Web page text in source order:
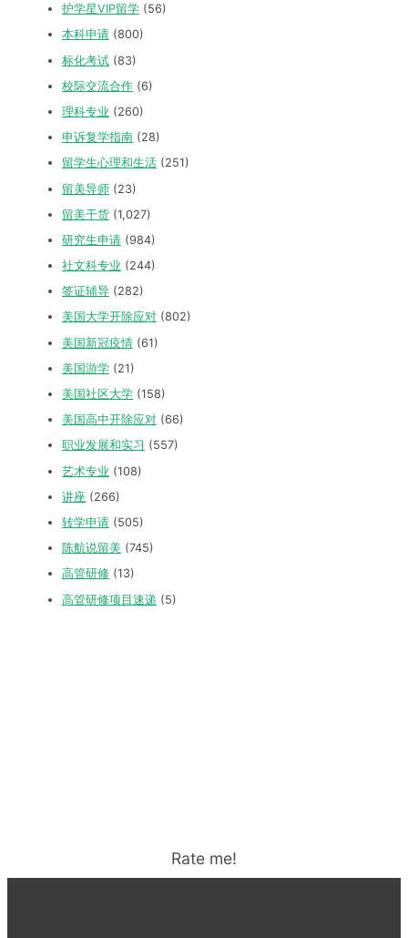
护学星VIP留学 (56)
本科申请 (800)
标化考试 (83)
校际交流合作 (6)
理科专业 (260)
申诉复学指南 (28)
留学生心理和生活 (251)
留美导师 (23)
留美干货 (1,027)
研究生申请 (984)
社文科专业 (244)
签证辅导 (282)
美国大学开除应对 (802)
美国新冠疫情 (61)
美国游学 (21)
美国社区大学 (158)
美国高中开除应对 (66)
职业发展和实习 (557)
艺术专业 (108)
讲座 (266)
转学申请 (505)
陈航说留美 (745)
高管研修 (13)
高管研修项目速递 (5)
Rate me!